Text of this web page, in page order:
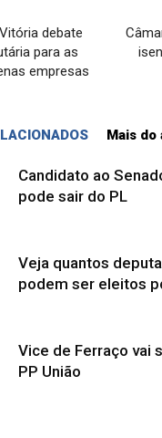
debate
para as
empresas
Mais do
Candidato ao
pode sair do PL
Veja quantos
podem ser eleitos
Vice de Ferraço vai
PP União